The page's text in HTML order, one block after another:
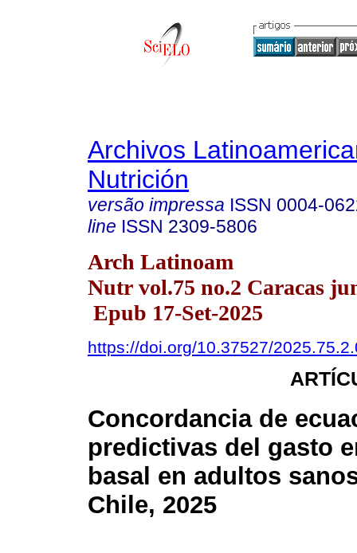
Archivos
Nutrición
versão impressa ISSN 0004-
line ISSN 2309-5806
Arch Latinoam
Nutr vol.75 no.2 Caracas
Epub 17-Set-2025
https://doi.org/10.37527/
Concordancia de
predictivas del gasto
basal en adultos
Chile, 2025